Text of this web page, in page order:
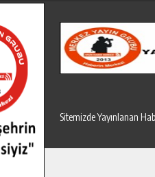
Sitemizde Yayınlanan